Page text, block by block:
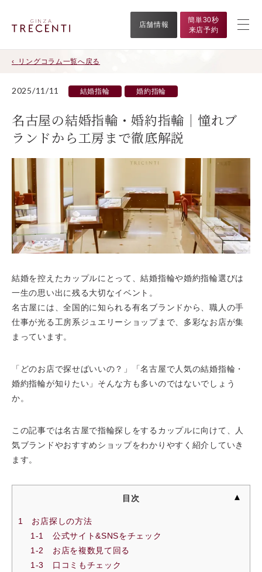
店舗情報
簡単30秒
来店予約
リングコラム一覧へ戻る
2025/11/11 結婚指輪 婚約指輪
名古屋の結婚指輪・婚約指輪｜憧れブ
ランドから工房まで徹底解説
結婚を控えたカップルにとって、結婚指輪や婚約指輪選びは
一生の思い出に残る大切なイベント。
名古屋には、全国的に知られる有名ブランドから、職人の手
仕事が光る工房系ジュエリーショップまで、多彩なお店が集
まっています。
「どのお店で探せばいいの？」「名古屋で人気の結婚指輪・
婚約指輪が知りたい」そんな方も多いのではないでしょう
か。
この記事では名古屋で指輪探しをするカップルに向けて、人
気ブランドやおすすめショップをわかりやすく紹介していき
ます。
目次
1 お店探しの方法
1-1 公式サイト&SNSをチェック
1-2 お店を複数見て回る
1-3 口コミもチェック